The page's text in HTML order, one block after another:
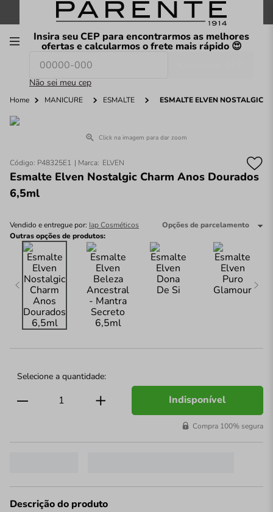
FRETE GRÁTIS nas compras a partir de R$199
Insira seu CEP para encontrarmos as melhores
ofertas e calcularmos o frete mais rápido 😍
Não sei meu cep
O que você procura hoje?
Home MANICURE ESMALTE ESMALTE ELVEN NOSTALGIC
Click na imagem para dar zoom
Código: P48325E1 ELVEN
Esmalte Elven Nostalgic Charm Anos Dourados
6,5ml
Vendido e entregue por: Iap Cosméticos
Opções de parcelamento
Outras opções de produtos:
Indisponível
Compra 100% segura
Descrição do produto